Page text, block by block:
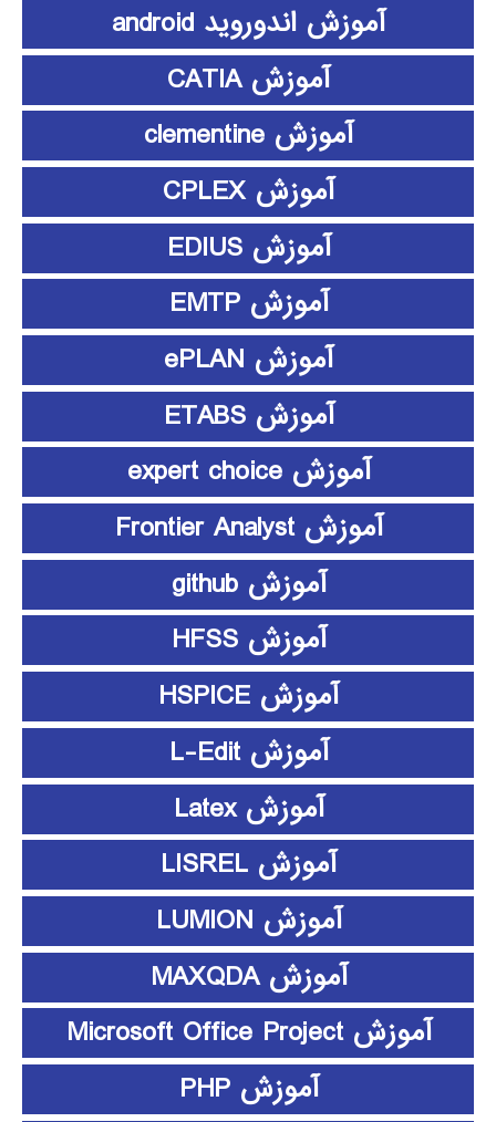
آموزش اندوروید android
آموزش CATIA
آموزش clementine
آموزش CPLEX
آموزش EDIUS
آموزش EMTP
آموزش ePLAN
آموزش ETABS
آموزش expert choice
آموزش Frontier Analyst
آموزش github
آموزش HFSS
آموزش HSPICE
آموزش L-Edit
آموزش Latex
آموزش LISREL
آموزش LUMION
آموزش MAXQDA
آموزش Microsoft Office Project
آموزش PHP